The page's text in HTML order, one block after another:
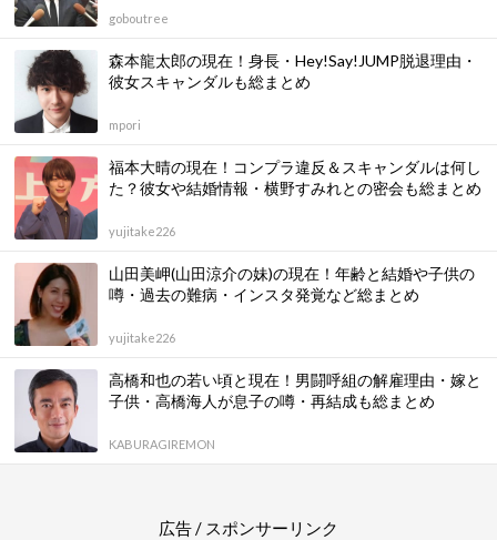
goboutree
森本龍太郎の現在！身長・Hey!Say!JUMP脱退理由・
彼女スキャンダルも総まとめ
mpori
福本大晴の現在！コンプラ違反＆スキャンダルは何し
た？彼女や結婚情報・横野すみれとの密会も総まとめ
yujitake226
山田美岬(山田涼介の妹)の現在！年齢と結婚や子供の
噂・過去の難病・インスタ発覚など総まとめ
yujitake226
高橋和也の若い頃と現在！男闘呼組の解雇理由・嫁と
子供・高橋海人が息子の噂・再結成も総まとめ
KABURAGIREMON
広告 / スポンサーリンク